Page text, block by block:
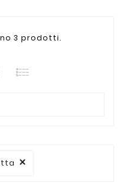
3 prodotti.
